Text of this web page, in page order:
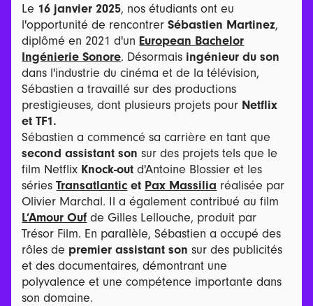
Le 16 janvier 2025, nos étudiants ont eu
l'opportunité de rencontrerSébastien Martinez,
diplômé en 2021 d'unEuropean Bachelor
Ingénierie Sonore. Désormais ingénieur du son
dans l'industrie du cinéma et de la télévision,
Sébastien a travaillé sur des productions
prestigieuses, dont plusieurs projets pour Netflix
et TF1.
Sébastien a commencé sa carrière en tant que
second assistant son sur des projets tels que le
film Netflix Knock-outd'Antoine Blossier et les
sériesTransatlanticet Pax Massilia réalisée par
Olivier Marchal. Il a également contribué au film
L’Amour Ouf de Gilles Lellouche, produit par
Trésor Film. En parallèle, Sébastien a occupé des
rôles de premier assistant son sur des publicités
et des documentaires, démontrant une
polyvalence et une compétence importante dans
son domaine.